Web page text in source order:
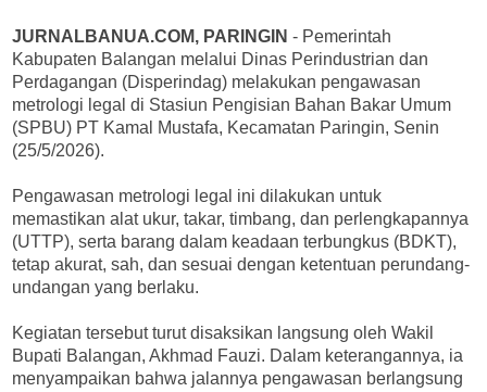
JURNALBANUA.COM, PARINGIN - Pemerintah
Kabupaten Balangan melalui Dinas Perindustrian dan
Perdagangan (Disperindag) melakukan pengawasan
metrologi legal di Stasiun Pengisian Bahan Bakar Umum
(SPBU) PT Kamal Mustafa, Kecamatan Paringin, Senin
(25/5/2026).
Pengawasan metrologi legal ini dilakukan untuk
memastikan alat ukur, takar, timbang, dan perlengkapannya
(UTTP), serta barang dalam keadaan terbungkus (BDKT),
tetap akurat, sah, dan sesuai dengan ketentuan perundang-
undangan yang berlaku.
Kegiatan tersebut turut disaksikan langsung oleh Wakil
Bupati Balangan, Akhmad Fauzi. Dalam keterangannya, ia
menyampaikan bahwa jalannya pengawasan berlangsung